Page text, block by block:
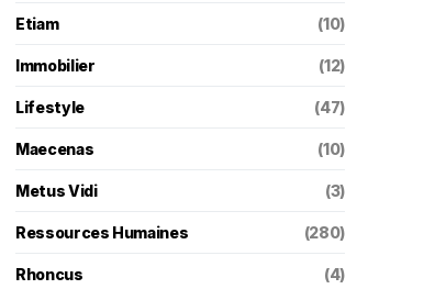
Etiam (10)
Immobilier (12)
Lifestyle (47)
Maecenas (10)
Metus Vidi (3)
Ressources Humaines (280)
Rhoncus (4)